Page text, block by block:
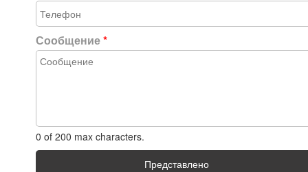
Сообщение*
0 of 200 max characters.
Представлено